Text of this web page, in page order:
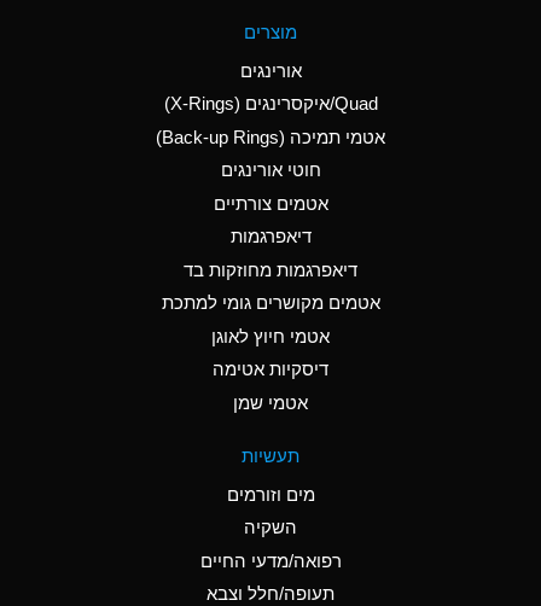
Aluminum Nitrate
(Aqueous)
Aluminum Phosphate
Ammonia Anhydrous
D
Ammonia Gas (cold)
D
Ammonia Gas (hot)
Ammonium Hydroxide
B
מוצרים
אורינגים
Quad/איקסרינגים (X-Rings)
אטמי תמיכה (Back-up Rings)
חוטי אורינגים
אטמים צורתיים
דיאפרגמות
דיאפרגמות מחוזקות בד
אטמים מקושרים גומי למתכת
אטמי חיוץ לאוגן
דיסקיות אטימה
אטמי שמן
תעשיות
מים וזורמים
השקיה
רפואה/מדעי החיים
תעופה/חלל וצבא